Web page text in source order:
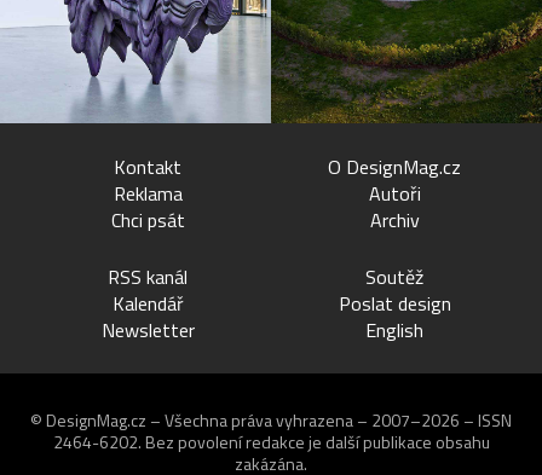
Kontakt
Reklama
Chci psát
O DesignMag.cz
Autoři
Archiv
RSS kanál
Kalendář
Newsletter
Soutěž
Poslat design
English
© DesignMag.cz – Všechna práva vyhrazena – 2007–2026 – ISSN
2464-6202. Bez povolení redakce je další publikace obsahu
zakázána.